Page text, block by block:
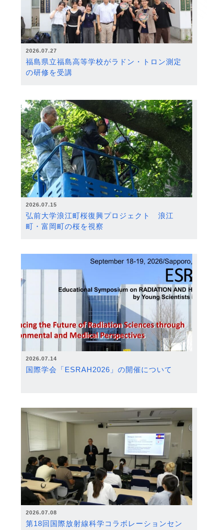
2026.07.27
福島県立福島高等学校がラドン・トロン測定
の研修を受講
2026.07.15
弘前大学浪江町桜復興プロジェクト 浪江
町・富岡町の桜を視察
2026.07.14
国際学会「ESRAH2026」の開催について
2026.07.08
第18回国際放射線科学コラボレーションセン